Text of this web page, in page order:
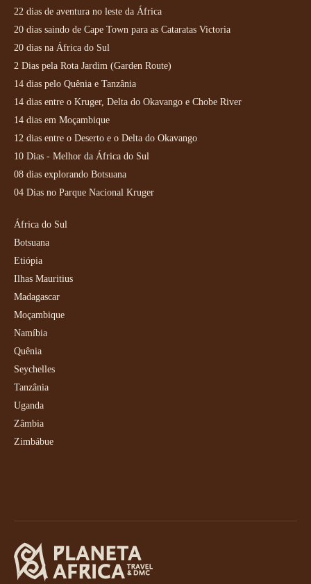
22 dias de aventura no leste da África
20 dias saindo de Cape Town para as Cataratas Victoria
20 dias na África do Sul
2 Dias pela Rota Jardim (Garden Route)
14 dias pelo Quênia e Tanzânia
14 dias entre o Kruger, Delta do Okavango e Chobe River
14 dias em Moçambique
12 dias entre o Deserto e o Delta do Okavango
10 Dias - Melhor da África do Sul
08 dias explorando Botsuana
04 Dias no Parque Nacional Kruger
África do Sul
Botsuana
Etiópia
Ilhas Mauritius
Madagascar
Moçambique
Namíbia
Quênia
Seychelles
Tanzânia
Uganda
Zâmbia
Zimbábue